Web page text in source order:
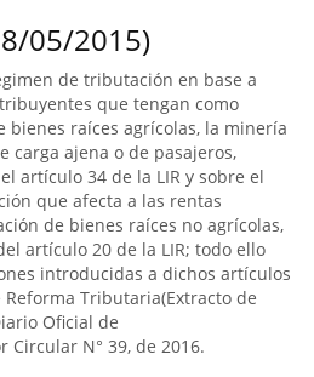
05/2015)
de tributación en base a
que tengan como
bienes raíces agrícolas, la minería
carga ajena o de pasajeros,
artículo 34 de la LIR y sobre el
que afecta a las rentas
de bienes raíces no agrícolas,
artículo 20 de la LIR; todo ello
introducidas a dichos artículos
Reforma Tributaria(Extracto de
Oficial de
Circular N° 39, de 2016.